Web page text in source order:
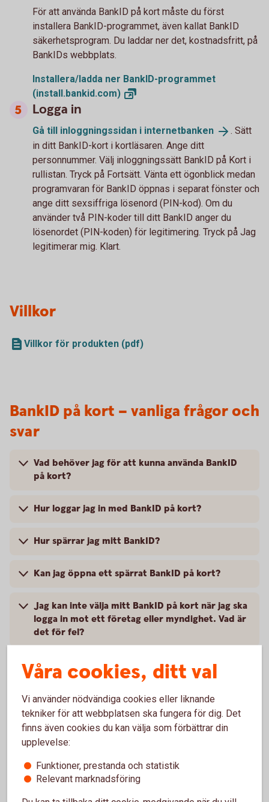
För att använda BankID på kort måste du först
installera BankID-programmet, även kallat BankID
säkerhetsprogram. Du laddar ner det, kostnadsfritt, på
BankIDs webbplats.
Installera/ladda ner BankID-programmet
(install.bankid.com)
Logga in
Gå till inloggningssidan i internetbanken
. Sätt
in ditt BankID-kort i kortläsaren. Ange ditt
personnummer. Välj inloggningssätt BankID på Kort i
rullistan. Tryck på Fortsätt. Vänta ett ögonblick medan
programvaran för BankID öppnas i separat fönster och
ange ditt sexsiffriga lösenord (PIN-kod). Om du
använder två PIN-koder till ditt BankID anger du
lösenordet (PIN-koden) för legitimering. Tryck på Jag
legitimerar mig. Klart.
Villkor
Villkor för produkten (pdf)
BankID på kort – vanliga frågor och
svar
Vad behöver jag för att kunna använda BankID
på kort?
Hur loggar jag in med BankID på kort?
Hur spärrar jag mitt BankID?
Kan jag öppna ett spärrat BankID på kort?
Jag kan inte välja mitt BankID på kort när jag ska
logga in mot ett företag eller myndighet. Vad är
det för fel?
Hur förnyar jag ett BankID på kort som håller på
att gå ut?
Hur länge gäller BankID på kort?
Hur byter jag lösenord (PIN-kod) på mitt BankID
Våra cookies, ditt val
Vi använder nödvändiga cookies eller liknande
tekniker för att webbplatsen ska fungera för dig. Det
finns även cookies du kan välja som förbättrar din
upplevelse:
Funktioner, prestanda och statistik
Relevant marknadsföring